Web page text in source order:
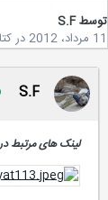
S.F
در
S.F
لینک های مرتبط در